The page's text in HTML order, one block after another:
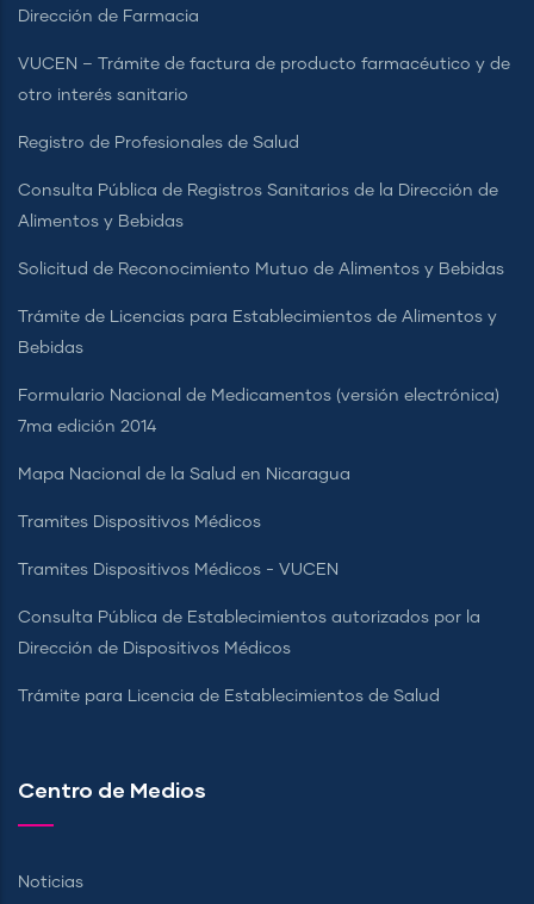
Dirección de Farmacia
VUCEN – Trámite de factura de producto farmacéutico y de
otro interés sanitario
Registro de Profesionales de Salud
Consulta Pública de Registros Sanitarios de la Dirección de
Alimentos y Bebidas
Solicitud de Reconocimiento Mutuo de Alimentos y Bebidas
Trámite de Licencias para Establecimientos de Alimentos y
Bebidas
Formulario Nacional de Medicamentos (versión electrónica)
7ma edición 2014
Mapa Nacional de la Salud en Nicaragua
Tramites Dispositivos Médicos
Tramites Dispositivos Médicos - VUCEN
Consulta Pública de Establecimientos autorizados por la
Dirección de Dispositivos Médicos
Trámite para Licencia de Establecimientos de Salud
Centro de Medios
Noticias